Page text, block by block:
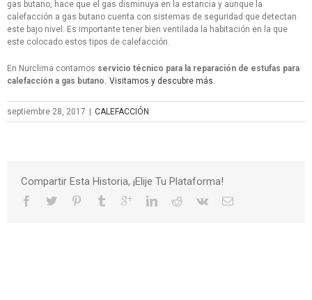
gas butano, hace que el gas disminuya en la estancia y aunque la
calefacción a gas butano cuenta con sistemas de seguridad que detectan
este bajo nivel. Es importante tener bien ventilada la habitación en la que
este colocado estos tipos de calefacción.
En Nurclima contamos servicio técnico para la reparación de estufas para
calefacción a gas butano. Visitamos y descubre más.
septiembre 28, 2017 CALEFACCIÓN
Compartir Esta Historia, ¡Elije Tu Plataforma!